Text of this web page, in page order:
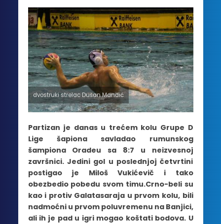
dvostruki strelac Dušan Mandić
Partizan je danas u trećem kolu Grupe D
Lige šapiona savladao rumunskog
šampiona Oradeu sa 8:7 u neizvesnoj
završnici. Jedini gol u poslednjoj četvrtini
postigao je Miloš Vukićevič i tako
obezbedio pobedu svom timu.Crno-beli su
kao i protiv Galatasaraja u prvom kolu, bili
nadmoćni u prvom poluvremenu na Banjici,
ali ih je pad u igri mogao koštati bodova. U